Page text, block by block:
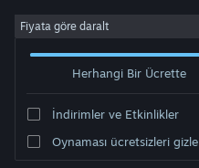
Giriş yap
Fiyata göre daralt
Herhangi Bir Ücrette
İndirimler ve Etkinlikler
Oynaması ücretsizleri gizle
Geliştirici: POLYGON BIRD